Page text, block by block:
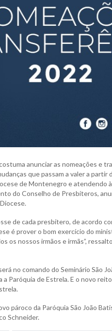
anunciar as nomeações e
que passam a valer a
de Montenegro e atendendo
do Conselho de Presbíteros,
de cada presbítero, de acordo
é prover o bom exercício do
os nossos irmãos e irmãs”,
no comando do Seminário São
Paróquia de Estrela. E o novo
pároco da Paróquia São João
Schneider.